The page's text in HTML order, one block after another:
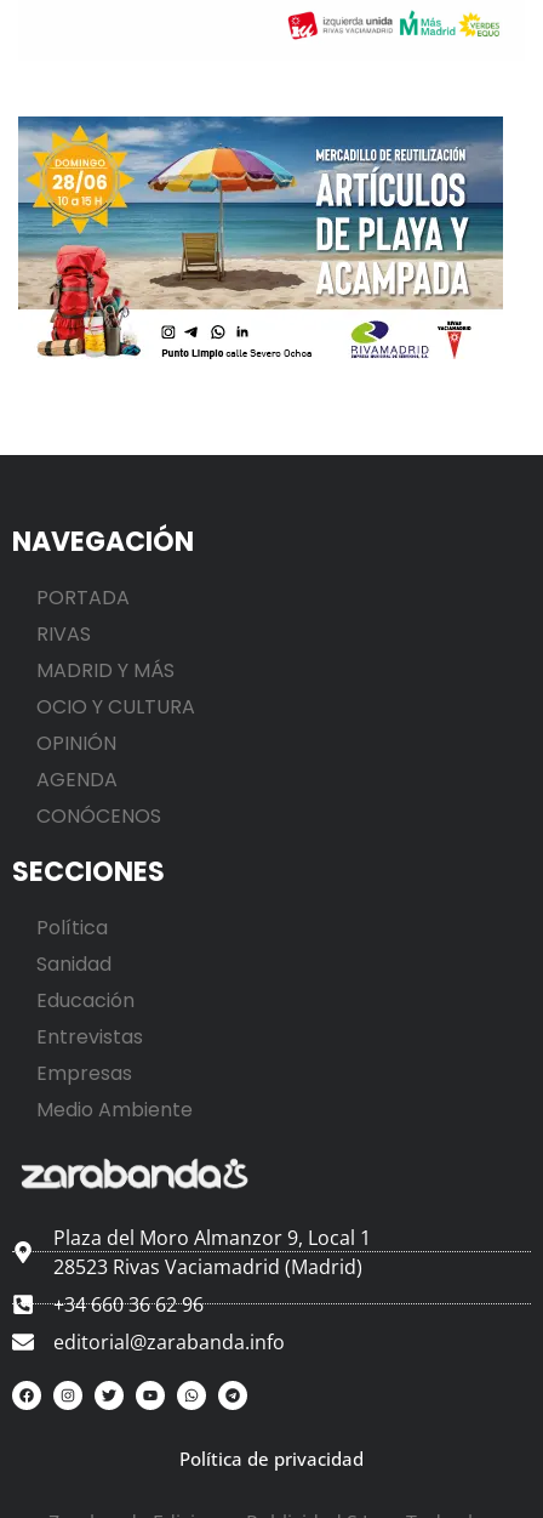
NAVEGACIÓN
PORTADA
RIVAS
MADRID Y MÁS
OCIO Y CULTURA
OPINIÓN
AGENDA
CONÓCENOS
SECCIONES
Política
Sanidad
Educación
Entrevistas
Empresas
Medio Ambiente
Plaza del Moro Almanzor 9, Local 1
28523 Rivas Vaciamadrid (Madrid)
+34 660 36 62 96
editorial@zarabanda.info
Política de privacidad